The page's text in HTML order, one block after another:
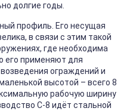
долгие годы.
профиль. Его несущая
в связи с этим такой
где необходима
его применяют для
ограждений и
высотой – всего 8
рабочую ширину
С-8 идёт стальной